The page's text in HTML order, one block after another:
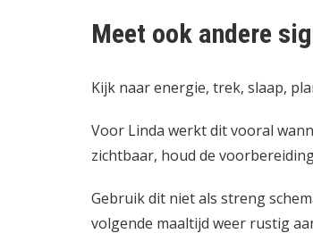
Meet ook andere
Kijk naar energie, trek, slaap,
Voor Linda werkt dit vooral
zichtbaar, houd de
Gebruik dit niet als streng
volgende maaltijd weer rustig